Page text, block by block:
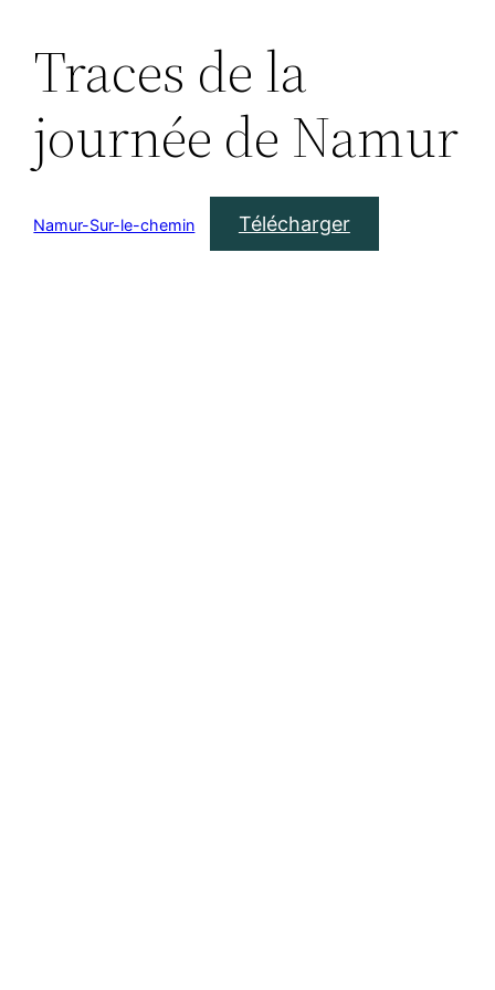
Aller
contenu
Traces de la
journée de Namur
Namur-Sur-le-chemin Télécharger